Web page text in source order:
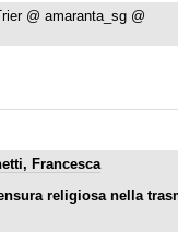
@ amaranta_sg @
Francesca
religiosa nella